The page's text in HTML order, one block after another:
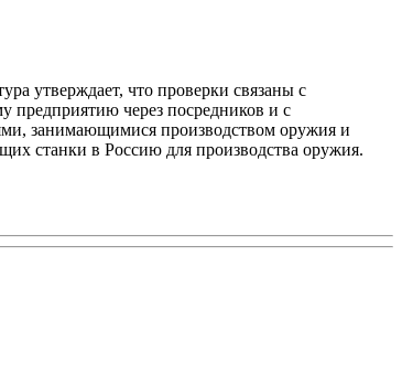
утверждает, что проверки связаны с
предприятию через посредников и с
занимающимися производством оружия и
станки в Россию для производства оружия.